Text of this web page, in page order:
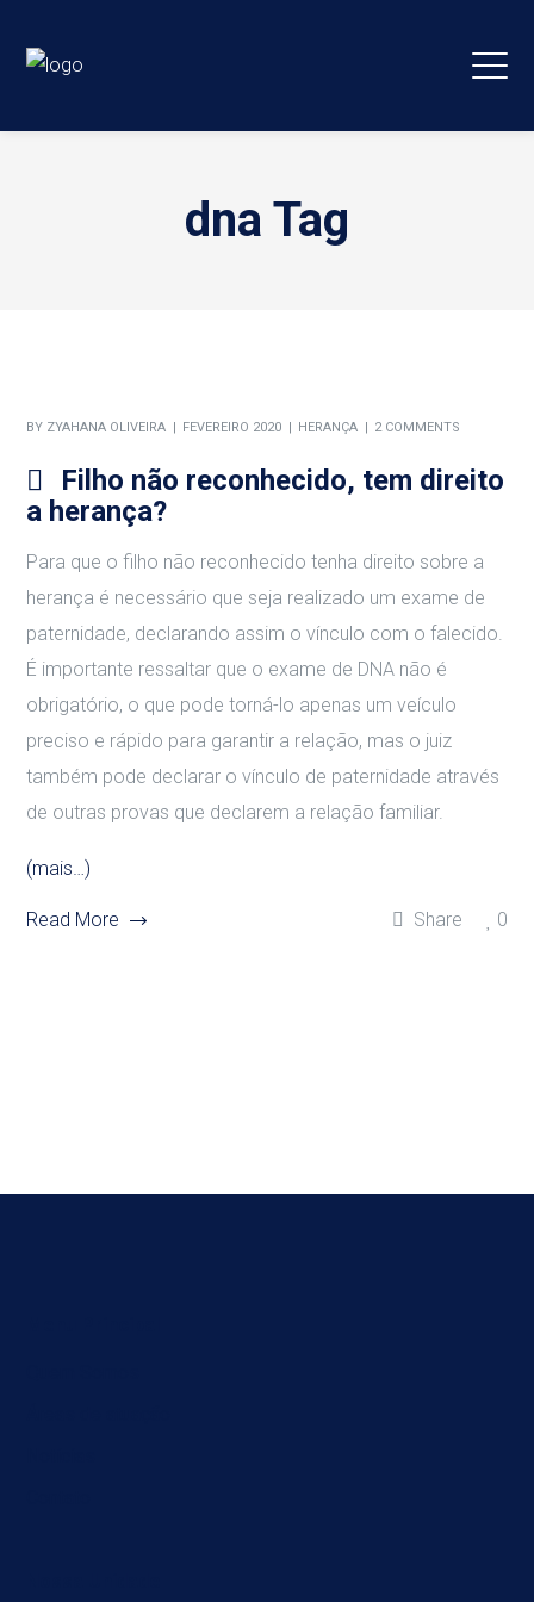
dna Tag
BY ZYAHANA OLIVEIRA FEVEREIRO 2020 HERANÇA 2 COMMENTS
Filho não reconhecido, tem direito
a herança?
Para que o filho não reconhecido tenha direito sobre a
herança é necessário que seja realizado um exame de
paternidade, declarando assim o vínculo com o falecido.
É importante ressaltar que o exame de DNA não é
obrigatório, o que pode torná-lo apenas um veículo
preciso e rápido para garantir a relação, mas o juiz
também pode declarar o vínculo de paternidade através
de outras provas que declarem a relação familiar.
(mais…)
Read More Share 0